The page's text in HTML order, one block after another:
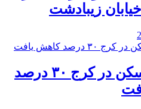
زیبادشت
️قیمت مسکن در کرج ۳۰ درصد